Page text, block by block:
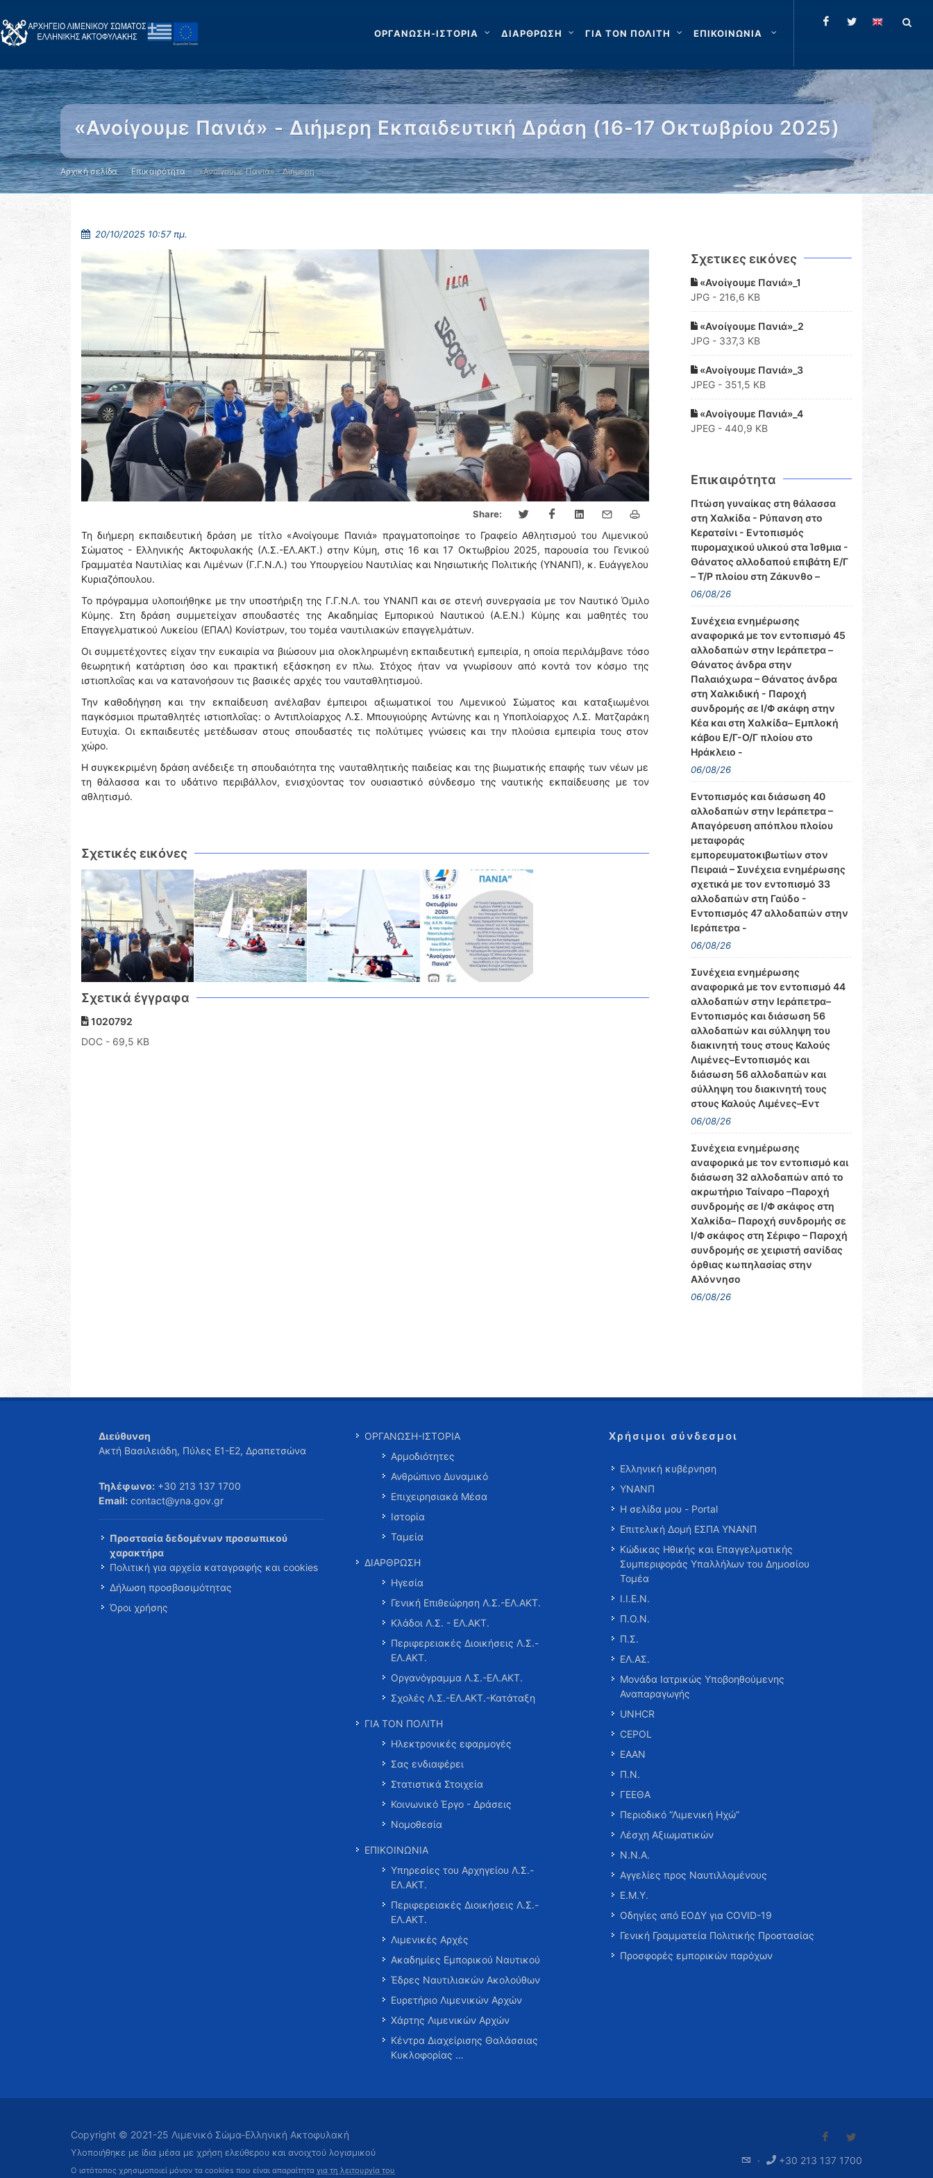
ΟΡΓΑΝΩΣΗ-ΙΣΤΟΡΙΑ ΔΙΑΡΘΡΩΣΗ ΓΙΑ ΤΟΝ ΠΟΛΙΤΗ ΕΠΙΚΟΙΝΩΝΙΑ
«Ανοίγουμε Πανιά» - Διήμερη Εκπαιδευτική Δράση (16-17 Οκτωβρίου 2025)
Αρχική σελίδα Επικαιρότητα «Ανοίγουμε Πανιά» - Διήμερη …
20/10/2025 10:57 πμ.
Share:
Τη διήμερη εκπαιδευτική δράση με τίτλο «Ανοίγουμε Πανιά» πραγματοποίησε το Γραφείο Αθλητισμού του Λιμενικού
Σώματος - Ελληνικής Ακτοφυλακής (Λ.Σ.-ΕΛ.ΑΚΤ.) στην Κύμη, στις 16 και 17 Οκτωβρίου 2025, παρουσία του Γενικού
Γραμματέα Ναυτιλίας και Λιμένων (Γ.Γ.Ν.Λ.) του Υπουργείου Ναυτιλίας και Νησιωτικής Πολιτικής (ΥΝΑΝΠ), κ. Ευάγγελου
Κυριαζόπουλου.
Το πρόγραμμα υλοποιήθηκε με την υποστήριξη της Γ.Γ.Ν.Λ. του ΥΝΑΝΠ και σε στενή συνεργασία με τον Ναυτικό Όμιλο
Κύμης. Στη δράση συμμετείχαν σπουδαστές της Ακαδημίας Εμπορικού Ναυτικού (Α.Ε.Ν.) Κύμης και μαθητές του
Επαγγελματικού Λυκείου (ΕΠΑΛ) Κονίστρων, του τομέα ναυτιλιακών επαγγελμάτων.
Οι συμμετέχοντες είχαν την ευκαιρία να βιώσουν μια ολοκληρωμένη εκπαιδευτική εμπειρία, η οποία περιλάμβανε τόσο
θεωρητική κατάρτιση όσο και πρακτική εξάσκηση εν πλω. Στόχος ήταν να γνωρίσουν από κοντά τον κόσμο της
ιστιοπλοΐας και να κατανοήσουν τις βασικές αρχές του ναυταθλητισμού.
Την καθοδήγηση και την εκπαίδευση ανέλαβαν έμπειροι αξιωματικοί του Λιμενικού Σώματος και καταξιωμένοι
παγκόσμιοι πρωταθλητές ιστιοπλοΐας: ο Αντιπλοίαρχος Λ.Σ. Μπουγιούρης Αντώνης και η Υποπλοίαρχος Λ.Σ. Ματζαράκη
Ευτυχία. Οι εκπαιδευτές μετέδωσαν στους σπουδαστές τις πολύτιμες γνώσεις και την πλούσια εμπειρία τους στον
χώρο.
Η συγκεκριμένη δράση ανέδειξε τη σπουδαιότητα της ναυταθλητικής παιδείας και της βιωματικής επαφής των νέων με
τη θάλασσα και το υδάτινο περιβάλλον, ενισχύοντας τον ουσιαστικό σύνδεσμο της ναυτικής εκπαίδευσης με τον
αθλητισμό.
Σχετικές εικόνες
Σχετικά έγγραφα
1020792
DOC - 69,5 KB
Σχετικες εικόνες
«Ανοίγουμε Πανιά»_1
JPG - 216,6 KB
«Ανοίγουμε Πανιά»_2
JPG - 337,3 KB
«Ανοίγουμε Πανιά»_3
JPEG - 351,5 KB
«Ανοίγουμε Πανιά»_4
JPEG - 440,9 KB
Επικαιρότητα
Πτώση γυναίκας στη θάλασσα
στη Χαλκίδα - Ρύπανση στο
Κερατσίνι - Εντοπισμός
πυρομαχικού υλικού στα Ίσθμια -
Θάνατος αλλοδαπού επιβάτη Ε/Γ
– Τ/Ρ πλοίου στη Ζάκυνθο –
06/08/26
Συνέχεια ενημέρωσης
αναφορικά με τον εντοπισμό 45
αλλοδαπών στην Ιεράπετρα –
Θάνατος άνδρα στην
Παλαιόχωρα – Θάνατος άνδρα
στη Χαλκιδική - Παροχή
συνδρομής σε Ι/Φ σκάφη στην
Κέα και στη Χαλκίδα– Εμπλοκή
κάβου Ε/Γ-Ο/Γ πλοίου στο
Ηράκλειο -
06/08/26
Εντοπισμός και διάσωση 40
αλλοδαπών στην Ιεράπετρα –
Απαγόρευση απόπλου πλοίου
μεταφοράς
εμπορευματοκιβωτίων στον
Πειραιά – Συνέχεια ενημέρωσης
σχετικά με τον εντοπισμό 33
αλλοδαπών στη Γαύδο -
Εντοπισμός 47 αλλοδαπών στην
Ιεράπετρα -
06/08/26
Συνέχεια ενημέρωσης
αναφορικά με τον εντοπισμό 44
αλλοδαπών στην Ιεράπετρα–
Εντοπισμός και διάσωση 56
αλλοδαπών και σύλληψη του
διακινητή τους στους Καλούς
Λιμένες–Εντοπισμός και
διάσωση 56 αλλοδαπών και
σύλληψη του διακινητή τους
στους Καλούς Λιμένες–Εντ
06/08/26
Συνέχεια ενημέρωσης
αναφορικά με τον εντοπισμό και
διάσωση 32 αλλοδαπών από το
ακρωτήριο Ταίναρο –Παροχή
συνδρομής σε Ι/Φ σκάφος στη
Χαλκίδα– Παροχή συνδρομής σε
Ι/Φ σκάφος στη Σέριφο – Παροχή
συνδρομής σε χειριστή σανίδας
όρθιας κωπηλασίας στην
Αλόννησο
06/08/26
Διεύθυνση
Ακτή Βασιλειάδη, Πύλες Ε1-Ε2, Δραπετσώνα
Τηλέφωνο: +30 213 137 1700
Email: contact@yna.gov.gr
Προστασία δεδομένων προσωπικού
χαρακτήρα
Πολιτική για αρχεία καταγραφής και cookies
Δήλωση προσβασιμότητας
Όροι χρήσης
ΟΡΓΑΝΩΣΗ-ΙΣΤΟΡΙΑ
Αρμοδιότητες
Ανθρώπινο Δυναμικό
Επιχειρησιακά Μέσα
Ιστορία
Ταμεία
ΔΙΑΡΘΡΩΣΗ
Ηγεσία
Γενική Επιθεώρηση Λ.Σ.-ΕΛ.ΑΚΤ.
Κλάδοι Λ.Σ. - ΕΛ.ΑΚΤ.
Περιφερειακές Διοικήσεις Λ.Σ.-
ΕΛ.ΑΚΤ.
Οργανόγραμμα Λ.Σ.-ΕΛ.ΑΚΤ.
Σχολές Λ.Σ.-ΕΛ.ΑΚΤ.-Κατάταξη
ΓΙΑ ΤΟΝ ΠΟΛΙΤΗ
Ηλεκτρονικές εφαρμογές
Σας ενδιαφέρει
Στατιστικά Στοιχεία
Κοινωνικό Έργο - Δράσεις
Νομοθεσία
ΕΠΙΚΟΙΝΩΝΙΑ
Υπηρεσίες του Αρχηγείου Λ.Σ.-
ΕΛ.ΑΚΤ.
Περιφερειακές Διοικήσεις Λ.Σ.-
ΕΛ.ΑΚΤ.
Λιμενικές Αρχές
Ακαδημίες Εμπορικού Ναυτικού
Έδρες Ναυτιλιακών Ακολούθων
Ευρετήριο Λιμενικών Αρχών
Χάρτης Λιμενικών Αρχών
Κέντρα Διαχείρισης Θαλάσσιας
Κυκλοφορίας …
Χρήσιμοι σύνδεσμοι
Ελληνική κυβέρνηση
ΥΝΑΝΠ
Η σελίδα μου - Portal
Επιτελική Δομή ΕΣΠΑ ΥΝΑΝΠ
Κώδικας Ηθικής και Επαγγελματικής
Συμπεριφοράς Υπαλλήλων του Δημοσίου
Τομέα
Ι.Ι.Ε.Ν.
Π.Ο.Ν.
Π.Σ.
ΕΛ.ΑΣ.
Μονάδα Ιατρικώς Υποβοηθούμενης
Αναπαραγωγής
UNHCR
CEPOL
ΕΑΑΝ
Π.Ν.
ΓΕΕΘΑ
Περιοδικό “Λιμενική Ηχώ”
Λέσχη Αξιωματικών
Ν.Ν.Α.
Αγγελίες προς Ναυτιλλομένους
Ε.Μ.Υ.
Οδηγίες από ΕΟΔΥ για COVID-19
Γενική Γραμματεία Πολιτικής Προστασίας
Προσφορές εμπορικών παρόχων
Copyright © 2021-25 Λιμενικό Σώμα-Ελληνική Ακτοφυλακή
Υλοποιήθηκε με ίδια μέσα με χρήση ελεύθερου και ανοιχτού λογισμικού
Ο ιστότοπος χρησιμοποιεί μόνον τα cookies που είναι απαραίτητα για τη λειτουργία του
· +30 213 137 1700